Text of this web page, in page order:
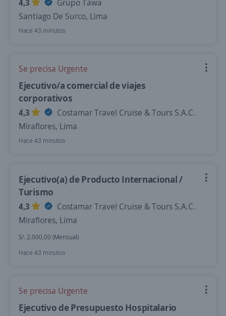
4,3
Grupo Tawa
Santiago De Surco, Lima
Hace 43 minutos
Se precisa Urgente
Ejecutivo/a comercial de viajes
corporativos
4,3
Costamar Travel Cruise & Tours S.A.C.
Miraflores, Lima
Hace 43 minutos
Ejecutivo(a) de Producto Internacional /
Turismo
4,3
Costamar Travel Cruise & Tours S.A.C.
Miraflores, Lima
S/. 2.000,00 (Mensual)
Hace 43 minutos
Se precisa Urgente
Ejecutivo de Presupuesto Hospitalario